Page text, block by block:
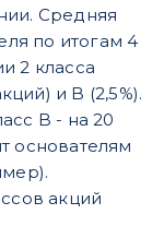
Средняя
по итогам 4
2 класса
и B (2,5%).
B - на 20
основателям
акций